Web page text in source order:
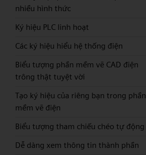
nhiều hình thức
Ký hiệu PLC linh hoạt
Các ký hiệu hiểu hệ thống điện
Biểu tượng phần mềm vẽ CAD điện
trông thật tuyệt vời
Tạo ký hiệu của riêng bạn trong phần
mềm vẽ điện
Biểu tượng tham chiếu chéo tự động
Dễ dàng xem thông tin thành phần